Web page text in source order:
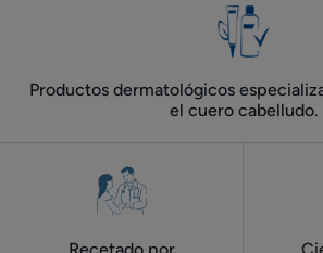
Productos dermatológicos
el cuero cabelludo.